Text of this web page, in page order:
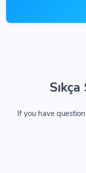
If you have